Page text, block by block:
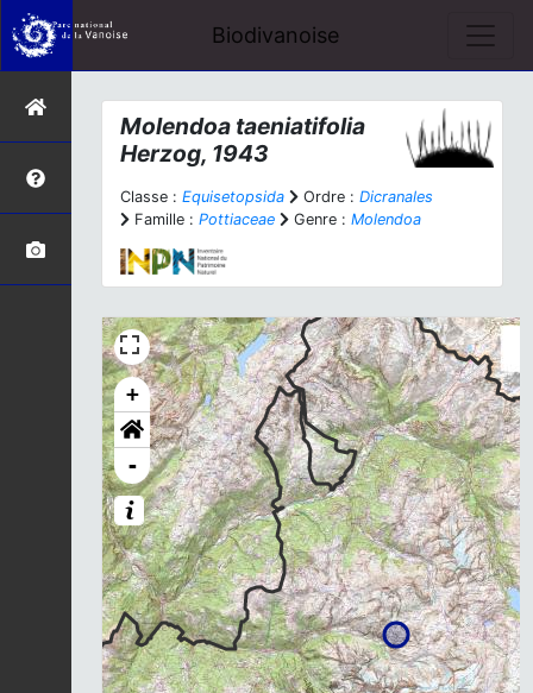
Biodivanoise
Molendoa taeniatifolia
Herzog, 1943
Classe : Equisetopsida Ordre : Dicranales
Famille : Pottiaceae Genre : Molendoa
+
-